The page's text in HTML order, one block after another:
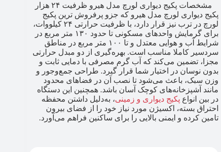
مشخصات پکیج دیواری لورچ مدل هیرو ظرفیت ۲۴ هزار
پکیج دیواری لورچ مدل هیرو که جزو پرفروش ترین پکیج
لورچ​ در ترب نیز قرار دارد، با ظرفیت حرارتی ۲۴ کیلووات،
برای گرمایش واحدهای مسکونی تا حدود ۱۳۰ متر مربع در
شرایط آب و هوایی معتدل و تا ۱۰۰ متر مربع در مناطق
سردسیر کاملا مناسب است. بهره‌گیری از دو مبدل حرارتی
مجزا، تضمین می‌کند که آب گرم مصرفی با دمایی ثابت و
بدون نوسان در اختیار شما قرار گیرد. طراحی جمع‌وجور و
وزن سبک، باعث می‌شود تا نصب آن در فضاهای محدود
مانند آشپزخانه‌های کوچک آسان باشد. همچنین این دستگاه
در بین انواع پکیج دیواری و زمینی، به‌دلیل داشتن محفظه
احتراق بسته، اکسیژن مورد نیاز خود را از فضای بیرون
تامین کرده و ایمنی بالایی را برای ساکنین فراهم می‌آورد.